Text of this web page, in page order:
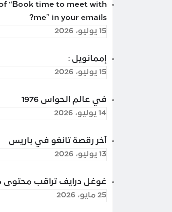
“Book time to meet with
me” in your emails?
15 يوليو، 2026
إممانويل :
15 يوليو، 2026
في عالم الحواس 1976
14 يوليو، 2026
آخر رقصة تانغو في باريس
13 يوليو، 2026
غوغل درايف تراقب محتوى
25 مايو، 2026